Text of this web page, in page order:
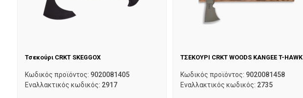
Τσεκούρι CRKT SKEGGOX
Κωδικός προϊόντος: 9020081405
Εναλλακτικός κωδικός: 2917
ΤΣΕΚΟΥΡΙ CRKT WOODS KANGEE T-HAWK
Κωδικός προϊόντος: 9020081458
Εναλλακτικός κωδικός: 2735